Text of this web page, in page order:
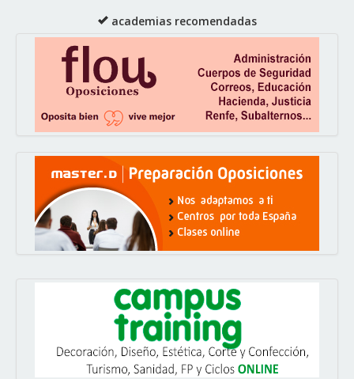
academias recomendadas